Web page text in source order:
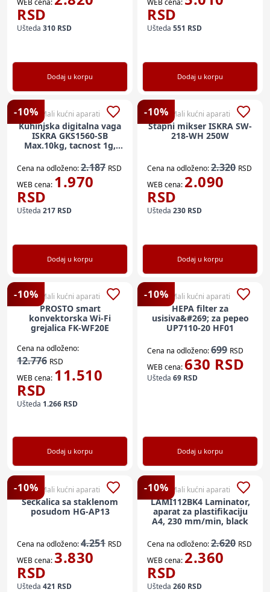
WEB cena:
RSD
Ušteda 310 RSD
Dodaj u korpu
WEB cena:
RSD
Ušteda 551 RSD
Dodaj u korpu
-10% Mali kućni aparati
Kuhinjska digitalna vaga
ISKRA GKS1560-SB
Max.10kg, tacnost 1g,
Cena na odloženo:2.187 RSD
WEB cena: 1.970
RSD
Ušteda 217 RSD
Dodaj u korpu
-10% Mali kućni aparati
Stapni mikser ISKRA SW-
218-WH 250W
Cena na odloženo:2.320 RSD
WEB cena: 2.090
RSD
Ušteda 230 RSD
Dodaj u korpu
-10% Mali kućni aparati
PROSTO smart
konvektorska Wi-Fi
grejalica FK-WF20E
Cena na odloženo:
12.776 RSD
WEB cena: 11.510
RSD
Ušteda 1.266 RSD
Dodaj u korpu
-10% Mali kućni aparati
HEPA filter za
usisiva&#269; za pepeo
UP7110-20 HF01
Cena na odloženo:699 RSD
WEB cena:630 RSD
Ušteda 69 RSD
Dodaj u korpu
-10% Mali kućni aparati
Seckalica sa staklenom
posudom HG-AP13
Cena na odloženo:4.251 RSD
WEB cena:3.830
RSD
Ušteda 421 RSD
-10% Mali kućni aparati
LAMI112BK4 Laminator,
aparat za plastifikaciju
A4, 230 mm/min, black
Cena na odloženo:2.620 RSD
WEB cena: 2.360
RSD
Ušteda 260 RSD